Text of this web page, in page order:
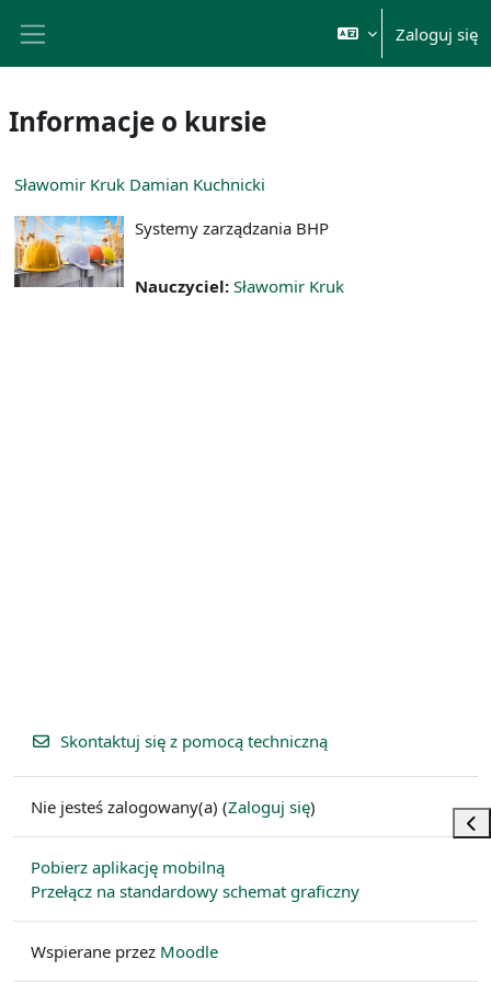
Zaloguj się
Informacje o kursie
Sławomir Kruk Damian Kuchnicki
Systemy zarządzania BHP
Nauczyciel: Sławomir Kruk
Skontaktuj się z pomocą techniczną
Nie jesteś zalogowany(a) (Zaloguj się)
Pobierz aplikację mobilną
Przełącz na standardowy schemat graficzny
Wspierane przez Moodle